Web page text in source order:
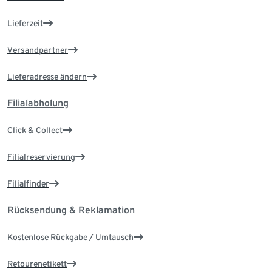
Lieferzeit
Versandpartner
Lieferadresse ändern
Filialabholung
Click & Collect
Filialreservierung
Filialfinder
Rücksendung & Reklamation
Kostenlose Rückgabe / Umtausch
Retourenetikett